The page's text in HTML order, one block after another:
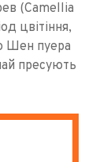
(Camellia
цвітіння,
Шен пуера
пресують